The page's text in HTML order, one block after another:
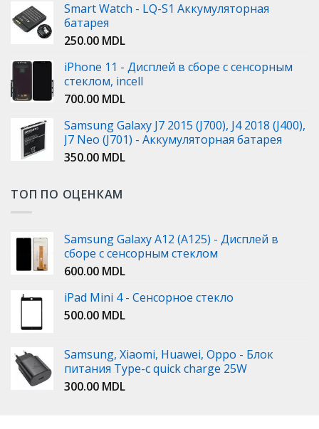
Smart Watch - LQ-S1 Аккумуляторная
батарея
250.00 MDL
iPhone 11 - Дисплей в сборе с сенсорным
стеклом, incell
700.00 MDL
Samsung Galaxy J7 2015 (J700), J4 2018 (J400),
J7 Neo (J701) - Аккумуляторная батарея
350.00 MDL
ТОП ПО ОЦЕНКАМ
Samsung Galaxy A12 (A125) - Дисплей в
сборе с сенсорным стеклом
600.00 MDL
iPad Mini 4 - Сенсорное стекло
500.00 MDL
Samsung, Xiaomi, Huawei, Oppo - Блок
питания Type-c quick charge 25W
300.00 MDL